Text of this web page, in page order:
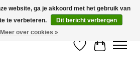
Verlanglijst
website, ga je akkoord met het gebruik van
te verbeteren.
Dit bericht verbergen
Meer over cookies »